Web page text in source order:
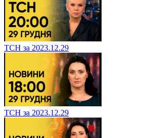
ТСН за 2023.12.29
ТСН за 2023.12.29